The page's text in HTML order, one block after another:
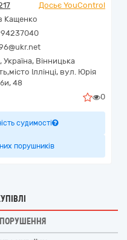
Досьє YouControl
Кащенко
Україна, Вінницька
місто Іллінці, вул. Юрія
48
0
судимості
порушників